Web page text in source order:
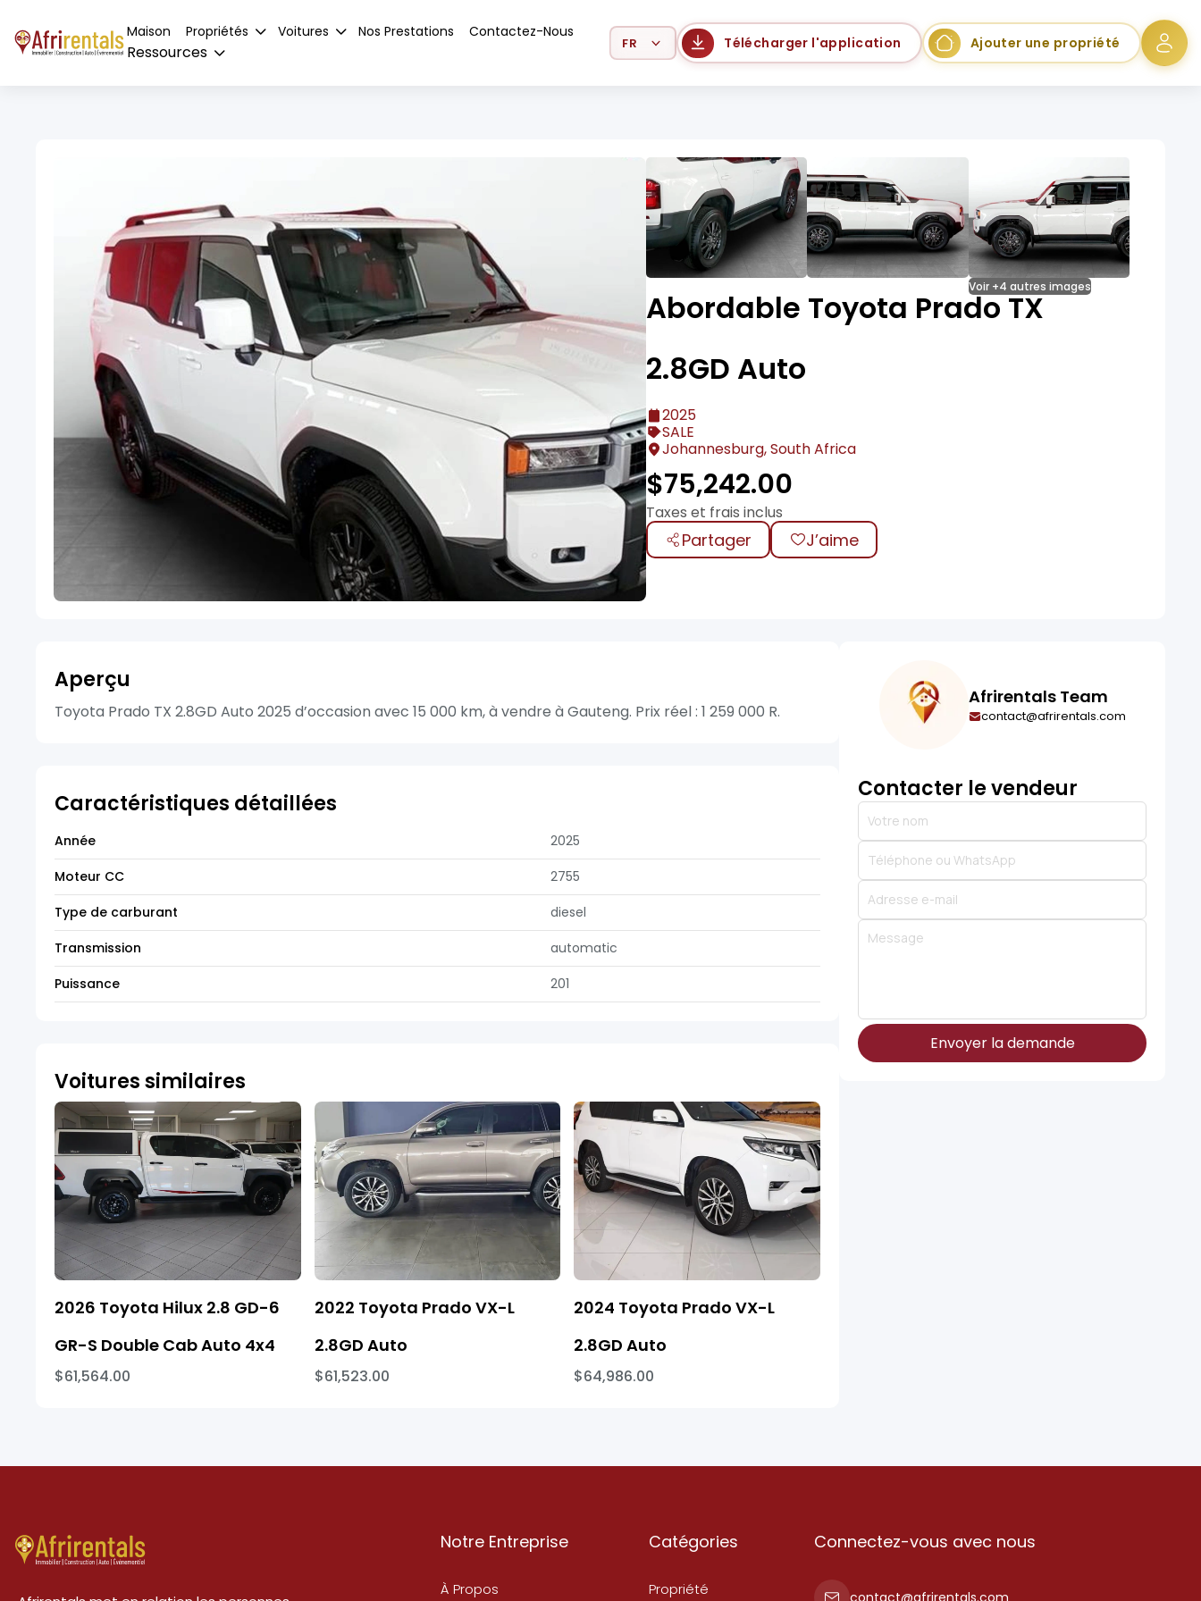
Maison Propriétés Voitures Nos Prestations Contactez-Nous
Ressources
Select Language Télécharger l'application Ajouter une propriété
Voir +4 autres images
Abordable Toyota Prado TX
2.8GD Auto
2025
SALE
Johannesburg, South Africa
$75,242.00
Taxes et frais inclus
Partager J’aime
Aperçu
Toyota Prado TX 2.8GD Auto 2025 d’occasion avec 15 000 km, à vendre à Gauteng. Prix réel : 1 259 000 R.
Caractéristiques détaillées
Année
2025
Moteur CC
2755
Type de carburant
diesel
Transmission
automatic
Puissance
201
Voitures similaires
2026 Toyota Hilux 2.8 GD-6
GR-S Double Cab Auto 4x4
$61,564.00
2022 Toyota Prado VX-L
2.8GD Auto
$61,523.00
2024 Toyota Prado VX-L
2.8GD Auto
$64,986.00
Afrirentals Team
contact@afrirentals.com
Contacter le vendeur
Envoyer la demande
Notre Entreprise
À Propos
Catégories
Propriété
Connectez-vous avec nous
contact@afrirentals.com